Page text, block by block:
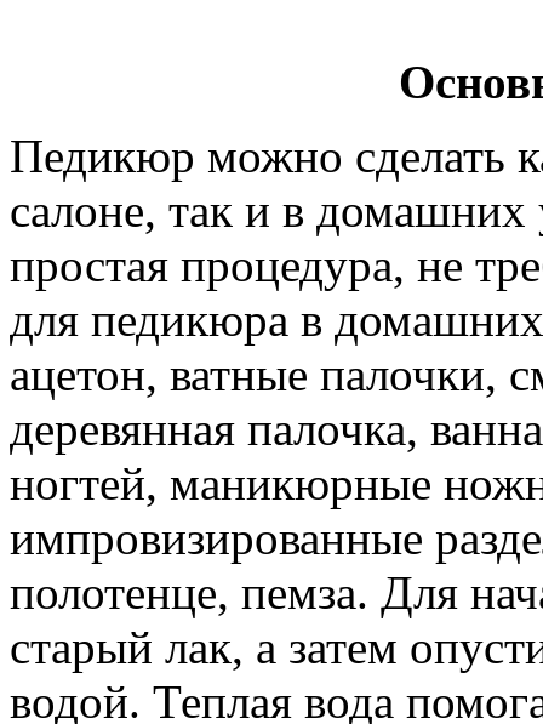
Педикюр можно сделать
салоне, так и в
простая процедура, не
для педикюра в
ацетон, ватные палочки,
деревянная палочка,
ногтей, маникюрные
импровизированные
полотенце, пемза. Для
старый лак, а затем
водой. Теплая вода